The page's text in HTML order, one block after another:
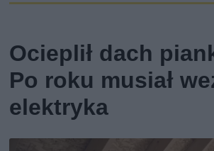
Ocieplił dach
Po roku musiał
elektryka